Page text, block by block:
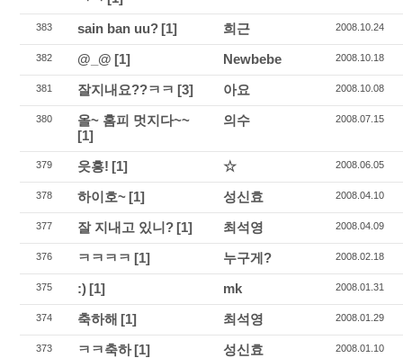
383 sain ban uu? [1] 희근 2008.10.24
382 @_@ [1] Newbebe 2008.10.18
381 잘지내요??ㅋㅋ [3] 아요 2008.10.08
380
올~ 홈피 멋지다~~
[1]
의수 2008.07.15
379 읏흥! [1] ☆ 2008.06.05
378 하이호~ [1] 성신효 2008.04.10
377 잘 지내고 있니? [1] 최석영 2008.04.09
376 ㅋㅋㅋㅋ [1] 누구게? 2008.02.18
375 :) [1] mk 2008.01.31
374 축하해 [1] 최석영 2008.01.29
373 ㅋㅋ축하[1] 성신효 2008.01.10